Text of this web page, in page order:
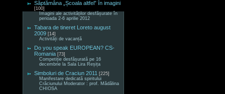
Săptămâna „Școala altfel” în imagini
[100]
Imagini ale activităților desfășurate în
perioada 2-6 aprilie 2012
Tabara de tineret Loreto august
2009 [14]
Activități de vacanță
Do you speak EUROPEAN? CS-
Romania [73]
Competiție desfășurată pe 16
decembrie la Sala Lira Reșița
Simboluri de Craciun 2011 [225]
Manifestare dedicată spiritului
Crăciunului Moderator : prof. Mădălina
CHIOSA